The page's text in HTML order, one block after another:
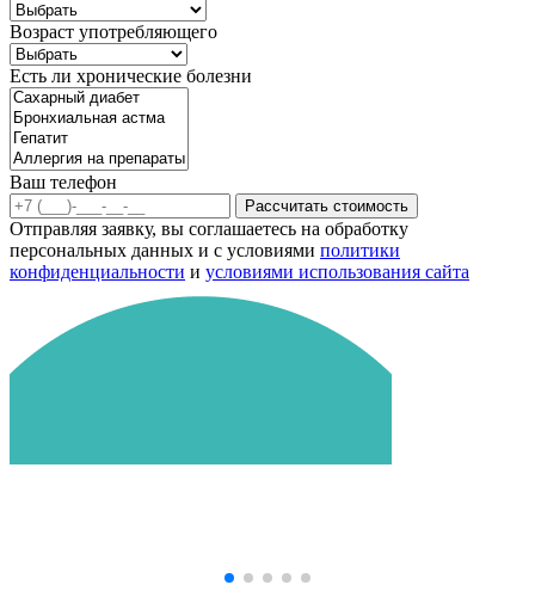
Возраст употребляющего
Есть ли хронические болезни
Ваш телефон
Рассчитать стоимость
Отправляя заявку, вы соглашаетесь на обработку
персональных данных и с условиями политики
конфиденциальности и условиями использования сайта